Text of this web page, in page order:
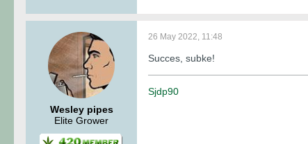
Wesley pipes
Elite Grower
26 May 2022, 11:48
Succes, subke!
Sjdp90